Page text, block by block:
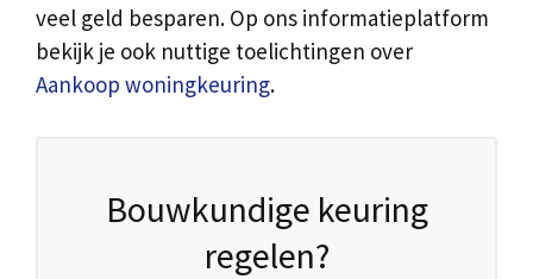
veel geld besparen. Op ons informatieplatform
bekijk je ook nuttige toelichtingen over
Aankoop woningkeuring.
Bouwkundige keuring
regelen?